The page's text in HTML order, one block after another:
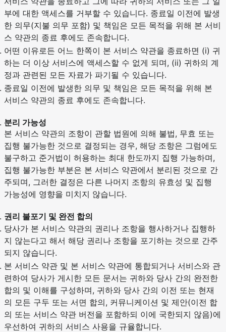
부에 대한 액세스를 거부할 수 있습니다. 종료일 이전에 발생
한 의무(지불 의무 포함) 및 책임은 모든 목적을 위해 본 서비
스 약관의 종료 후에도 존속합니다.
어떤 이유로든 어느 한쪽이 본 서비스 약관을 종료하면 (i) 귀
하는 더 이상 서비스에 액세스할 수 없게 되며, (ii) 귀하의 계
정과 관련된 모든 자료가 파기될 수 있습니다.
종료일 이전에 발생한 의무 및 책임은 모든 목적을 위해 본
서비스 약관의 종료 후에도 존속합니다.
분리 가능성
본 서비스 약관의 조항이 관할 법원에 의해 불법, 무효 또는
집행 불가능한 것으로 결정되는 경우, 해당 조항은 그럼에도
불구하고 준거법이 허용하는 최대 한도까지 집행 가능하며,
집행 불가능한 부분은 본 서비스 약관에서 분리된 것으로 간
주되며, 그러한 결정은 다른 나머지 조항의 유효성 및 집행
가능성에 영향을 미치지 않습니다.
권리 불포기 및 완전 합의
당사가 본 서비스 약관의 권리나 조항을 행사하거나 집행하
지 않는다고 해서 해당 권리나 조항을 포기하는 것으로 간주
되지 않습니다.
본 서비스 약관 및 본 서비스 약관에 통합되거나 서비스와 관
련하여 당사가 게시한 모든 문서는 귀하와 당사 간의 완전한
합의 및 이해를 구성하며, 귀하와 당사 간의 이전 또는 현재
의 모든 구두 또는 서면 합의, 커뮤니케이션 및 제안(이전 합
의 또는 서비스 약관 버전을 포함하되 이에 국한되지 않음)에
우선하여 귀하의 서비스 사용을 규율합니다.